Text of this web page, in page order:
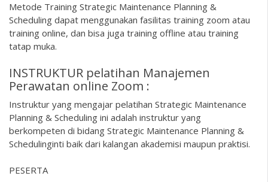
Metode Training Strategic Maintenance Planning &
Scheduling dapat menggunakan fasilitas training zoom atau
training online, dan bisa juga training offline atau training
tatap muka.
INSTRUKTUR pelatihan Manajemen
Perawatan online Zoom :
Instruktur yang mengajar pelatihan Strategic Maintenance
Planning & Scheduling ini adalah instruktur yang
berkompeten di bidang Strategic Maintenance Planning &
Schedulinginti baik dari kalangan akademisi maupun praktisi.
PESERTA